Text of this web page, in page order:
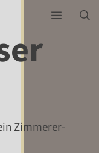
Menü
Zimmerer-